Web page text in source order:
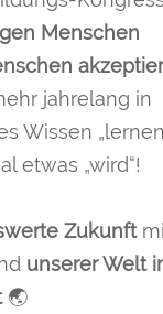
Menschen
jahrelang in
Wissen
etwas „wird“!
Zukunft
unserer Welt
🌏